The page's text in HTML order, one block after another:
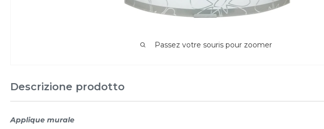
Passez votre souris pour zoomer
Descrizione prodotto
Applique murale